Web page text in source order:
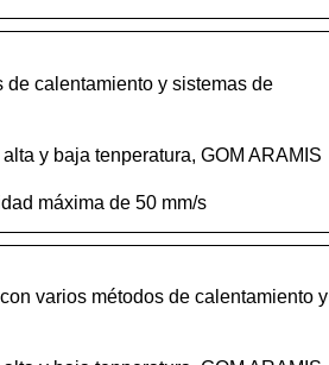
calentamiento y sistemas de
y baja tenperatura, GOM ARAMIS
máxima de 50 mm/s
varios métodos de calentamiento y